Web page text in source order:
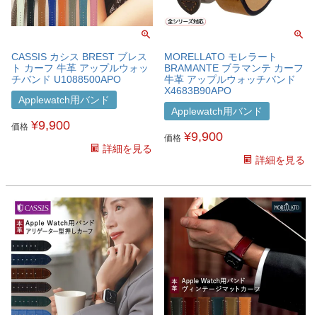
CASSIS カシス BREST ブレス
ト カーフ 牛革 アップルウォッ
チバンド U1088500APO
Applewatch用バンド
価格 ¥9,900
詳細を見る
MORELLATO モレラート
BRAMANTE ブラマンテ カーフ
牛革 アップルウォッチバンド
X4683B90APO
Applewatch用バンド
価格 ¥9,900
詳細を見る